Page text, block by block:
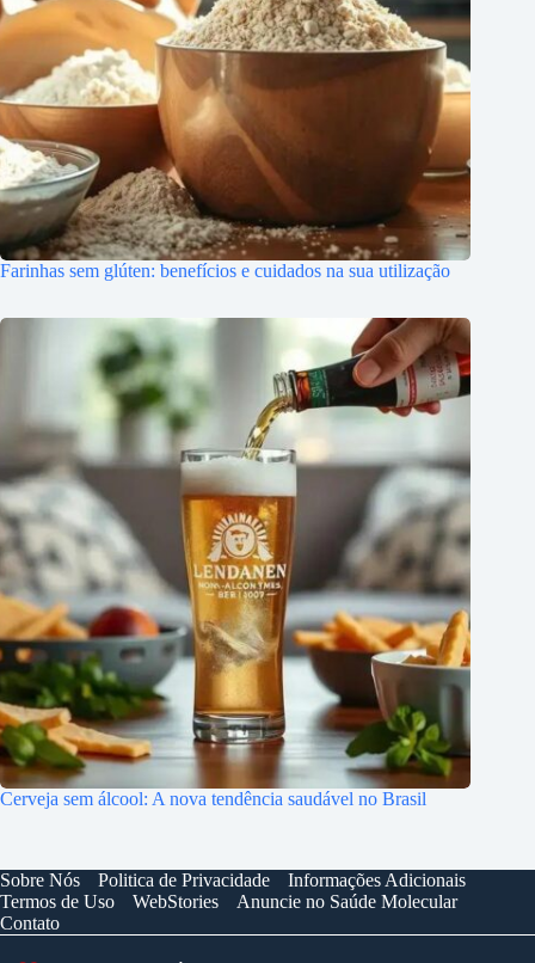
Farinhas sem glúten: benefícios e cuidados na sua utilização
Cerveja sem álcool: A nova tendência saudável no Brasil
Sobre Nós Politica de Privacidade
Informações Adicionais
Termos de Uso
WebStories
Anuncie no Saúde Molecular
Contato